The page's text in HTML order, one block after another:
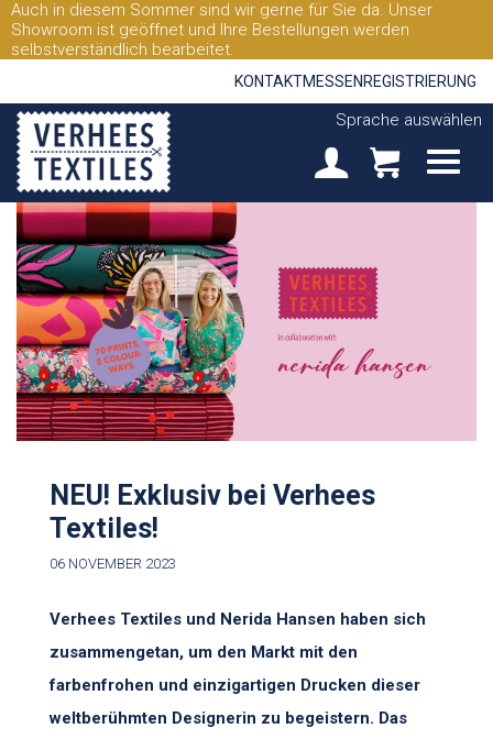
Auch in diesem Sommer sind wir gerne für Sie da. Unser
Showroom ist geöffnet und Ihre Bestellungen werden
selbstverständlich bearbeitet.
KONTAKTMESSEN REGISTRIERUNG
Sprache auswählen
NEU! Exklusiv bei Verhees
Textiles!
06 NOVEMBER 2023
Verhees Textiles und Nerida Hansen haben sich
zusammengetan, um den Markt mit den
farbenfrohen und einzigartigen Drucken dieser
weltberühmten Designerin zu begeistern. Das